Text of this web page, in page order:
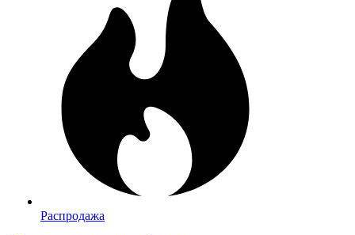
Распродажа